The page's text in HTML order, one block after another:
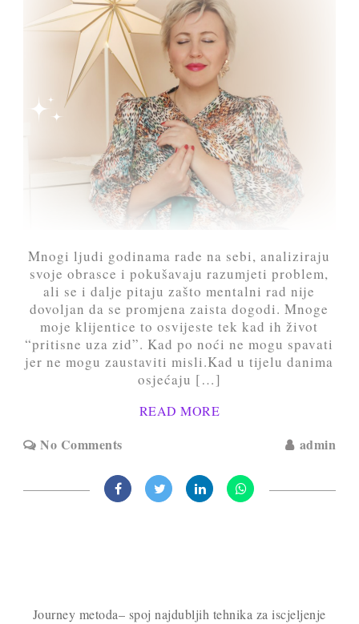
Mnogi ljudi godinama rade na sebi, analiziraju
svoje obrasce i pokušavaju razumjeti problem,
ali se i dalje pitaju zašto mentalni rad nije
dovoljan da se promjena zaista dogodi. Mnoge
moje klijentice to osvijeste tek kad ih život
“pritisne uza zid”. Kad po noći ne mogu spavati
jer ne mogu zaustaviti misli.Kad u tijelu danima
osjećaju […]
READ MORE
No Comments admin
Journey metoda– spoj najdubljih tehnika za iscjeljenje